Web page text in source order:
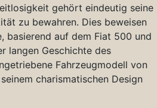
gehört eindeutig seine
zu bewahren. Dies beweisen
basierend auf dem Fiat 500 und
langen Geschichte des
Fahrzeugmodell von
charismatischen Design